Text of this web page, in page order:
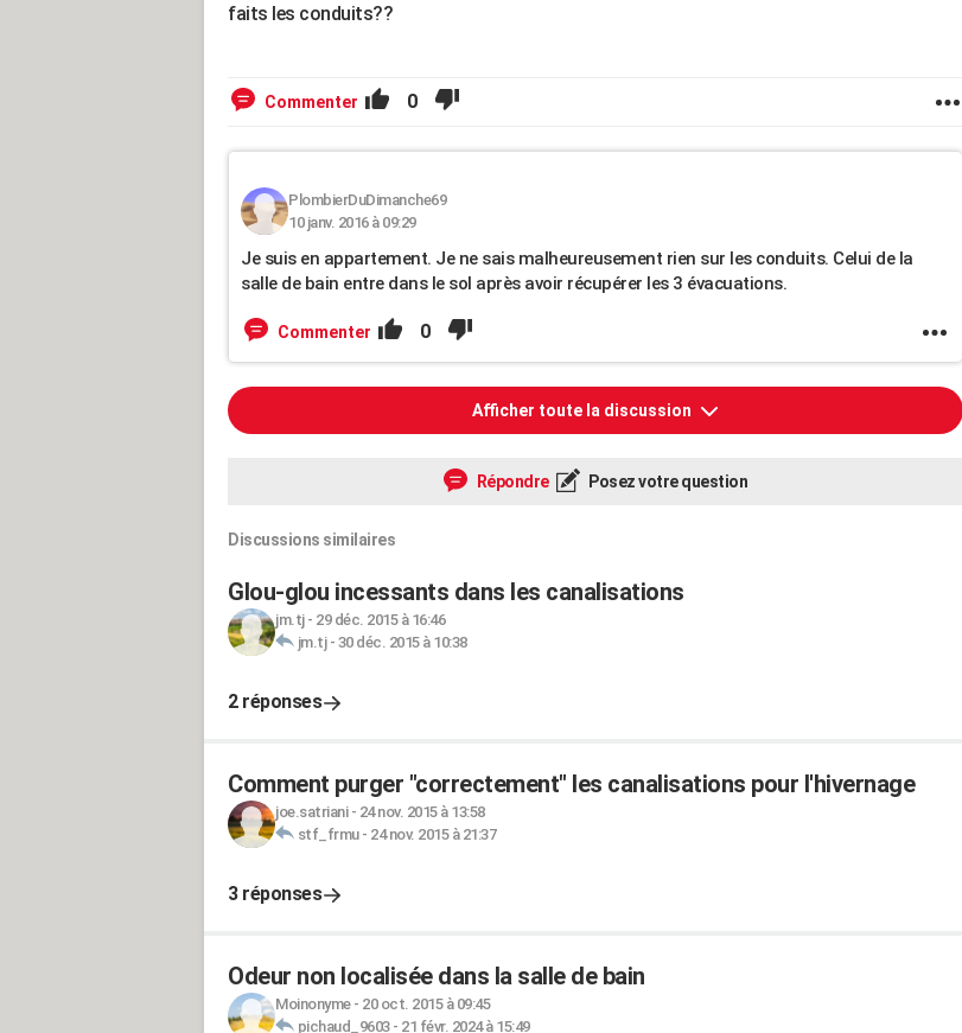
faits les conduits??
Commenter 0
PlombierDuDimanche69
10 janv. 2016 à 09:29
Je suis en appartement. Je ne sais malheureusement rien sur les conduits. Celui de la
salle de bain entre dans le sol après avoir récupérer les 3 évacuations.
Commenter 0
Afficher toute la discussion
Répondre Posez votre question
Discussions similaires
Glou-glou incessants dans les canalisations
jm.tj- 29 déc. 2015 à 16:46
jm.tj- 30 déc. 2015 à 10:38
2 réponses
Comment purger "correctement" les canalisations pour l'hivernage
joe.satriani- 24 nov. 2015 à 13:58
stf_frmu- 24 nov. 2015 à 21:37
3 réponses
Odeur non localisée dans la salle de bain
Moinonyme- 20 oct. 2015 à 09:45
pichaud_9603- 21 févr. 2024 à 15:49